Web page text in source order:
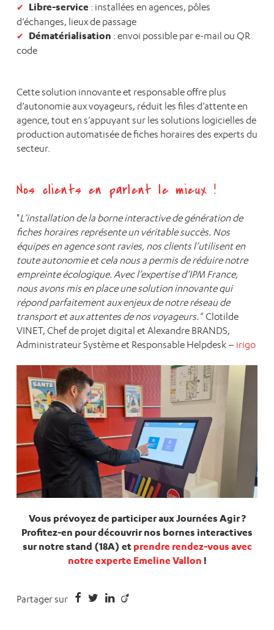
Libre-service : installées en agences, pôles
d’échanges, lieux de passage
Dématérialisation : envoi possible par e-mail ou QR
code
Cette solution innovante et responsable offre plus
d’autonomie aux voyageurs, réduit les files d’attente en
agence, tout en s’appuyant sur les solutions logicielles de
production automatisée de fiches horaires des experts du
secteur.
Nos clients en parlent le mieux !
"L’installation de la borne interactive de génération de
fiches horaires représente un véritable succès. Nos
équipes en agence sont ravies, nos clients l’utilisent en
toute autonomie et cela nous a permis de réduire notre
empreinte écologique. Avec l’expertise d’IPM France,
nous avons mis en place une solution innovante qui
répond parfaitement aux enjeux de notre réseau de
transport et aux attentes de nos voyageurs." Clotilde
VINET, Chef de projet digital et Alexandre BRANDS,
Administrateur Système et Responsable Helpdesk – irigo
Vous prévoyez de participer aux Journées Agir ?
Profitez-en pour découvrir nos bornes interactives
sur notre stand (18A) et prendre rendez-vous avec
notre experte Emeline Vallon !
Partager sur